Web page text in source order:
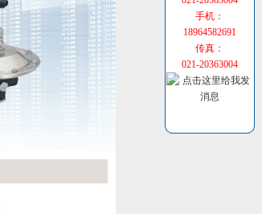
手机：
18964582691
传真：
021-20363004